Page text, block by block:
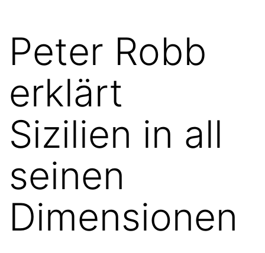
Peter Robb
erklärt
Sizilien in all
seinen
Dimensionen